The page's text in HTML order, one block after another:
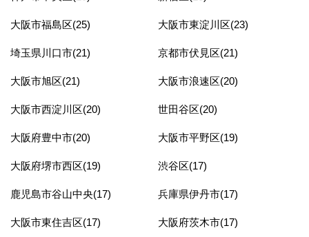
大阪市福島区(25) 大阪市東淀川区(23)
埼玉県川口市(21) 京都市伏見区(21)
大阪市旭区(21) 大阪市浪速区(20)
大阪市西淀川区(20) 世田谷区(20)
大阪府豊中市(20) 大阪市平野区(19)
大阪府堺市西区(19) 渋谷区(17)
鹿児島市谷山中央(17) 兵庫県伊丹市(17)
大阪市東住吉区(17) 大阪府茨木市(17)